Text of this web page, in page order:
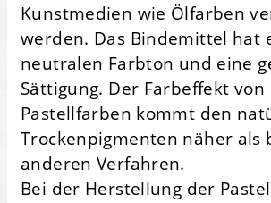
Kunstmedien wie Ölfarben
werden. Das Bindemittel hat
neutralen Farbton und eine
Sättigung. Der Farbeffekt von
Pastellfarben kommt den
Trockenpigmenten näher als
anderen Verfahren.
Bei der Herstellung der